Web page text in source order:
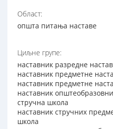
Област:
општа питања наставе
Циљне групе:
наставник разредне
наставник предметне
наставник предметне
наставник
стручна школа
наставник стручних
школа